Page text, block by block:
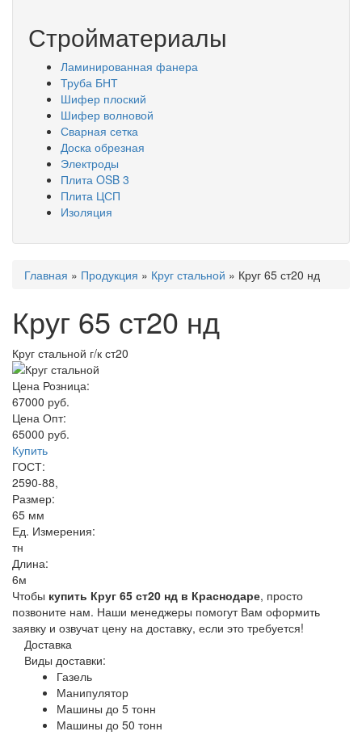
Стройматериалы
Ламинированная фанера
Труба БНТ
Шифер плоский
Шифер волновой
Сварная сетка
Доска обрезная
Электроды
Плита OSB 3
Плита ЦСП
Изоляция
Вы
Главная » Продукция » Круг стальной » Круг 65 ст20 нд
Круг 65 ст20 нд
Круг стальной г/к ст20
Цена Розница:
67000 руб.
Цена Опт:
65000 руб.
Купить
ГОСТ:
2590-88,
Размер:
65 мм
Ед. Измерения:
тн
Длина:
6м
Чтобы купить Круг 65 ст20 нд в Краснодаре, просто
позвоните нам. Наши менеджеры помогут Вам оформить
заявку и озвучат цену на доставку, если это требуется!
Доставка
Виды доставки:
Газель
Манипулятор
Машины до 5 тонн
Машины до 50 тонн